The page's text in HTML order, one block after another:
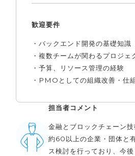
歓迎要件
・バックエンド開発の基礎知識
・複数チームが関わるプロジェ
・予算、リソース管理の経験
・PMOとしての組織改善・仕
担当者コメント
金融とブロックチェーン
約60以上の企業・団体と
ス検討を行っており、今